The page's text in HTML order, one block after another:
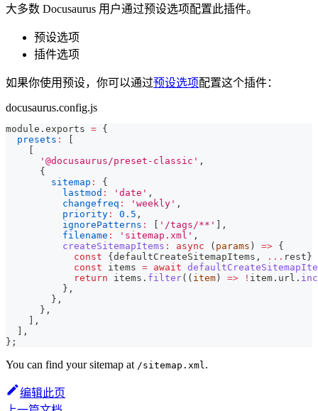
大多数 Docusaurus 用户通过预设选项配置此插件。
预设选项
插件选项
如果你使用预设，你可以通过预设选项配置这个插件：
docusaurus.config.js
module . exports = {
presets :
[
[
'@docusaurus/preset-classic' ,
{
sitemap :
{
lastmod : 'date' ,
changefreq : 'weekly' ,
priority : 0.5 ,
ignorePatterns : [ '/tags/**' ] ,
filename : 'sitemap.xml' ,
createSitemapItems : async ( params ) => {
const
{defaultCreateSitemapItems , ... rest}
const items = await
return items . filter( ( item) => ! item . url .
} ,
} ,
} ,
] ,
] ,
} ;
You can find your sitemap at /sitemap.xml .
编辑此页